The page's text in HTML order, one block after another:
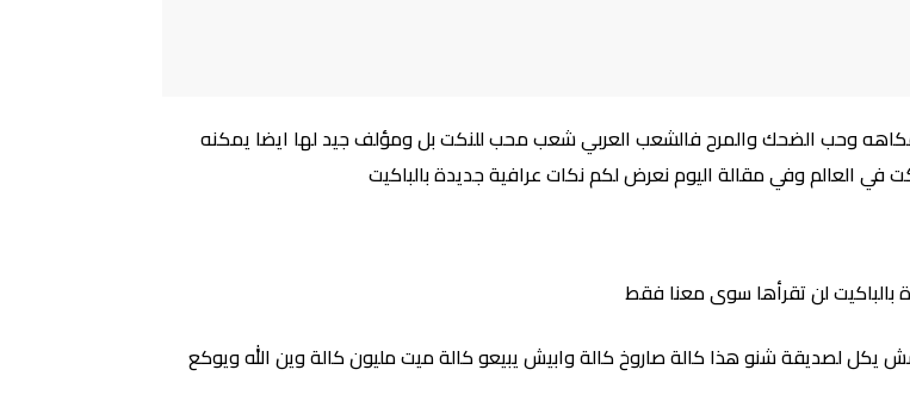
وحب الضحك والمرح فالشعب العربي شعب محب للنكت بل ومؤلف جيد لها ايضا يمكنه
في العالم وفي مقالة اليوم نعرض لكم نكات عرافية جديدة بالباكيت
بالباكيت لن تقرأها سوى معنا فقط
لصديقة شنو هذا كالة صاروخ كالة وابيش يبيعو كالة ميت مليون كالة وين الله ويوكع